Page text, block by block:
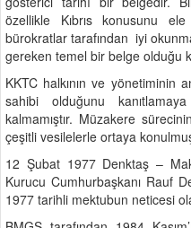
özellikle Kıbrıs konusunu
bürokratlar tarafından iyi
gereken temel bir belge olduğu
KKTC halkının ve yönetiminin
sahibi olduğunu
kalmamıştır. Müzakere
çeşitli vesilelerle ortaya
12 Şubat 1977 Denktaş –
Kurucu Cumhurbaşkanı Rauf
1977 tarihli mektubun neticesi